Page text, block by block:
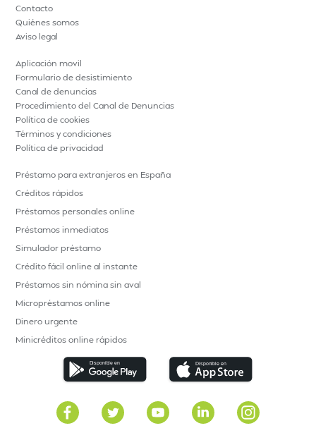
Contacto
Quiénes somos
Aviso legal
Aplicación movil
Formulario de desistimiento
Canal de denuncias
Procedimiento del Canal de Denuncias
Política de cookies
Términos y condiciones
Política de privacidad
Préstamo para extranjeros en España
Créditos rápidos
Préstamos personales online
Préstamos inmediatos
Simulador préstamo
Crédito fácil online al instante
Préstamos sin nómina sin aval
Micropréstamos online
Dinero urgente
Minicréditos online rápidos